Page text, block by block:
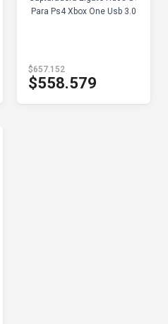
Para Ps4 Xbox One Usb 3.0
$657.152
$558.579